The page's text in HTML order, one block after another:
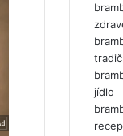
jídlo